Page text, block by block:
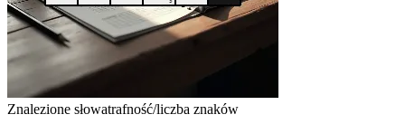
Znalezione słowatrafność/liczba znaków